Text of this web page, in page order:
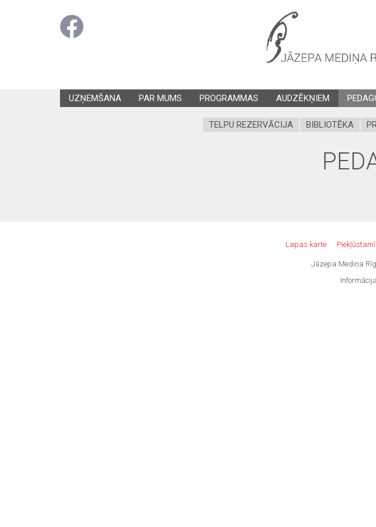
UZŅEMŠANA PAR MUMS PROGRAMMAS AUDZĒKŅIEM
TELPU REZERVĀCIJA BIBLIOTĒKA
Lapas karte
Jāzepa Mediņa